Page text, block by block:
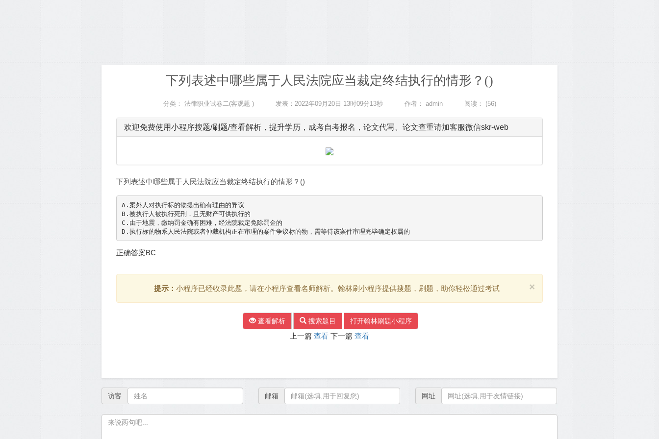
下列表述中哪些属于人民法院应当裁定终结执行的情形？()
分类： 法律职业试卷二(客观题 ) 发表：2022年09月20日 13时09分13秒 作者： admin 阅读： (56)
欢迎免费使用小程序搜题/刷题/查看解析，提升学历，成考自考报名，论文代写、论文查重请加客服微信skr-web
下列表述中哪些属于人民法院应当裁定终结执行的情形？()
A.案外人对执行标的物提出确有理由的异议
B.被执行人被执行死刑，且无财产可供执行的
C.由于地震，缴纳罚金确有困难，经法院裁定免除罚金的
正确答案BC
×
提示： 小程序已经收录此题，请在小程序查看名师解析。翰林刷小程序提供搜题，刷题，助你轻松通过考试
查看解析 搜索题目 打开翰林刷题小程序
上一篇 查看 下一篇 查看
访客 邮箱 网址